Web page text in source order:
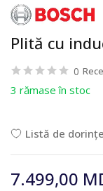
Plită cu
0
3 rămase în stoc
Listă de dorințe
7.499,00